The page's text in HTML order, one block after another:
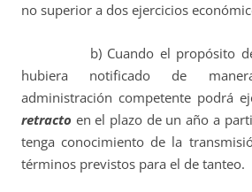
no superior a dos ejercicios
b) Cuando el propósito
hubiera notificado de
administración competente podrá
retracto en el plazo de un año a
tenga conocimiento de la
términos previstos para el de tanteo.